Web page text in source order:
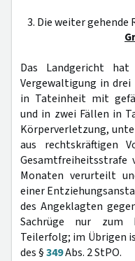
3. Die weiter gehende
Das Landgericht
Vergewaltigung in drei
in Tateinheit mit
und in zwei Fällen in
Körperverletzung,
aus rechtskräftigen
Gesamtfreiheitsstrafe
Monaten verurteilt
einer
des Angeklagten
Sachrüge nur zum
Teilerfolg; im Übrigen
des §349Abs. 2 StPO.